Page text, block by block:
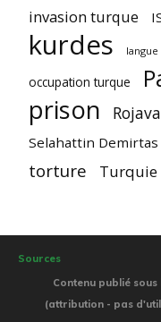
invasion turque
kurdes
occupation turque
prison Rojava
Selahattin Demirtas
torture Turquie
Sources
Contenu publié sous
(attribution - pas